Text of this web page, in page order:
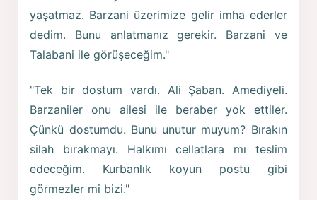
yaşatmaz. Barzani üzerimize gelir imha ederler
dedim. Bunu anlatmanız gerekir. Barzani ve
Talabani ile görüşeceğim."
"Tek bir dostum vardı. Ali Şaban. Amediyeli.
Barzaniler onu ailesi ile beraber yok ettiler.
Çünkü dostumdu. Bunu unutur muyum? Bırakın
silah bırakmayı. Halkımı cellatlara mı teslim
edeceğim. Kurbanlık koyun postu gibi
görmezler mi bizi."